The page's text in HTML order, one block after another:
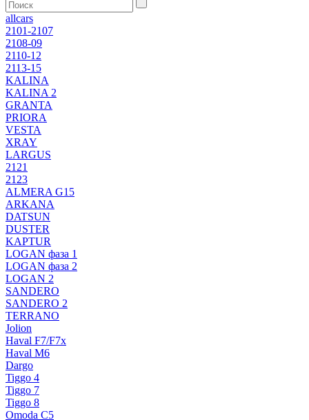
allcars
2101-2107
2108-09
2110-12
2113-15
KALINA
KALINA 2
GRANTA
PRIORA
VESTA
XRAY
LARGUS
2121
2123
ALMERA G15
ARKANA
DATSUN
DUSTER
KAPTUR
LOGAN фаза 1
LOGAN фаза 2
LOGAN 2
SANDERO
SANDERO 2
TERRANO
Jolion
Haval F7/F7x
Haval M6
Dargo
Tiggo 4
Tiggo 7
Tiggo 8
Omoda C5